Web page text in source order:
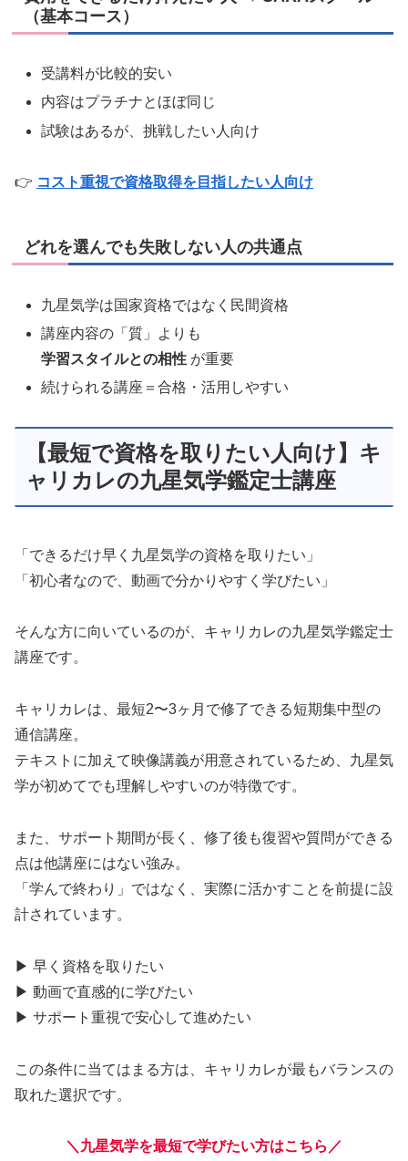
（基本コース）
受講料が比較的安い
内容はプラチナとほぼ同じ
試験はあるが、挑戦したい人向け
👉 コスト重視で資格取得を目指したい人向け
どれを選んでも失敗しない人の共通点
九星気学は国家資格ではなく民間資格
講座内容の「質」よりも
学習スタイルとの相性 が重要
続けられる講座＝合格・活用しやすい
【最短で資格を取りたい人向け】キ
ャリカレの九星気学鑑定士講座
「できるだけ早く九星気学の資格を取りたい」
「初心者なので、動画で分かりやすく学びたい」
そんな方に向いているのが、キャリカレの九星気学鑑定士
講座です。
キャリカレは、最短2〜3ヶ月で修了できる短期集中型の
通信講座。
テキストに加えて映像講義が用意されているため、九星気
学が初めてでも理解しやすいのが特徴です。
また、サポート期間が長く、修了後も復習や質問ができる
点は他講座にはない強み。
「学んで終わり」ではなく、実際に活かすことを前提に設
計されています。
▶ 早く資格を取りたい
▶ 動画で直感的に学びたい
▶ サポート重視で安心して進めたい
この条件に当てはまる方は、キャリカレが最もバランスの
取れた選択です。
＼九星気学を最短で学びたい方はこちら／